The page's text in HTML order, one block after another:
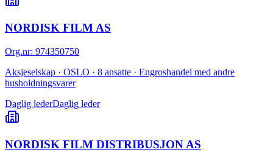
NORDISK FILM AS
Org.nr: 974350750
Aksjeselskap · OSLO · 8 ansatte · Engroshandel med andre
husholdningsvarer
Daglig lederDaglig leder
NORDISK FILM DISTRIBUSJON AS